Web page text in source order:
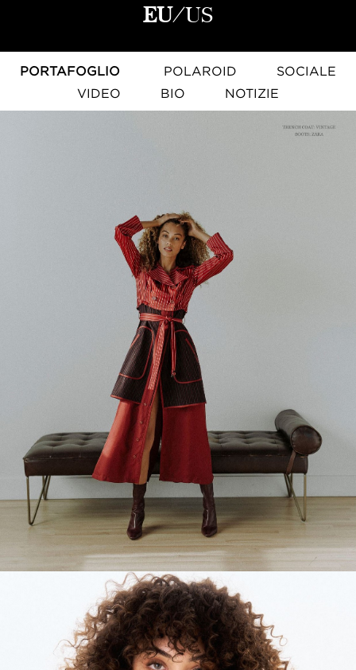
EU/US
PORTAFOGLIO POLAROID
SOCIALE
VIDEO
BIO NOTIZIE